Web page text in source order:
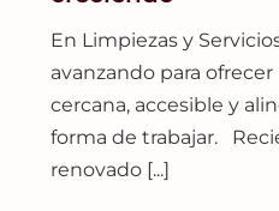
En Limpiezas y
avanzando para
cercana, accesible y
forma de trabajar.
renovado [...]